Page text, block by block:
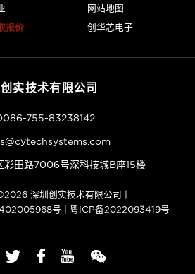
报价
网站地图
创华芯电子
实技术有限公司
755-83238142
彩田路7006号深科技城B座15楼
深圳创实技术有限公司 |
号 | 粤ICP备2022093419号